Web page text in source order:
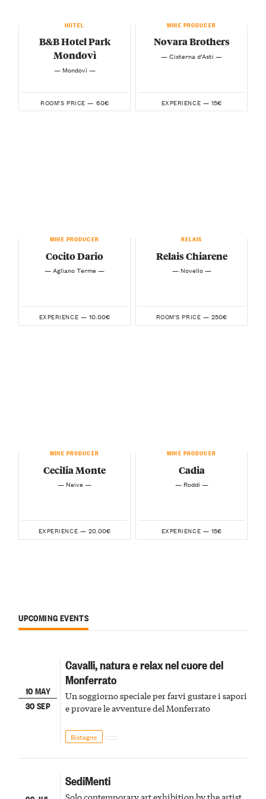
HOTEL
B&B Hotel Park
Mondovì
— Mondovì —
ROOM'S PRICE — 60€
WINE PRODUCER
Novara Brothers
— Cisterna d’Asti —
EXPERIENCE — 15€
WINE PRODUCER
Cocito Dario
— Agliano Terme —
EXPERIENCE — 10.00€
RELAIS
Relais Chiarene
— Novello —
ROOM'S PRICE — 250€
WINE PRODUCER
Cecilia Monte
— Neive —
EXPERIENCE — 20.00€
WINE PRODUCER
Cadia
— Roddi —
EXPERIENCE — 15€
UPCOMING EVENTS
10 MAY
30 SEP
Cavalli, natura e relax nel cuore del
Monferrato
Un soggiorno speciale per farvi gustare i sapori
e provare le avventure del Monferrato
Bistagno
SediMenti
Solo contemporary art exhibition by the artist